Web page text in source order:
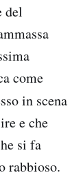
del
come
in scena
e che
si fa
rabbioso.